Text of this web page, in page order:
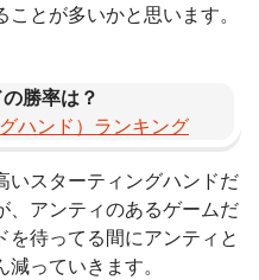
とが多いかと思います。
勝率は？
ハンド）ランキング
いスターティングハンドだ
、アンティのあるゲームだ
を待ってる間にアンティと
っていきます。